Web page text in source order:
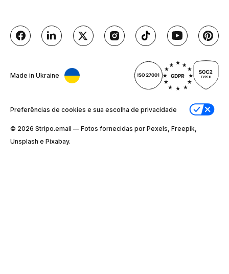
Made in Ukraine
Preferências de cookies e sua escolha de privacidade
© 2026 Stripо.email — Fotos fornecidas por Pexels, Freepik,
Unsplash e Pixabay.